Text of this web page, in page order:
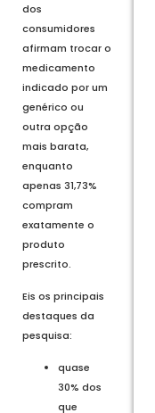
dos
consumidores
afirmam trocar o
medicamento
indicado por um
genérico ou
outra opção
mais barata,
enquanto
apenas 31,73%
compram
exatamente o
produto
prescrito.
Eis os principais
destaques da
pesquisa:
quase
30% dos
que